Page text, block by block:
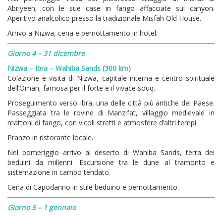
Abriyeen, con le sue case in fango affacciate sul canyon.
Aperitivo analcolico presso la tradizionale Misfah Old House.
Arrivo a Nizwa, cena e pernottamento in hotel.
Giorno 4 – 31 dicembre
Nizwa – Ibra – Wahiba Sands (300 km)
Colazione e visita di Nizwa, capitale interna e centro spirituale
dell’Oman, famosa per il forte e il vivace souq.
Proseguimento verso Ibra, una delle città più antiche del Paese.
Passeggiata tra le rovine di Manzifat, villaggio medievale in
mattoni di fango, con vicoli stretti e atmosfere d’altri tempi.
Pranzo in ristorante locale.
Nel pomeriggio arrivo al deserto di Wahiba Sands, terra dei
beduini da millenni. Escursione tra le dune al tramonto e
sistemazione in campo tendato.
Cena di Capodanno in stile beduino e pernottamento.
Giorno 5 – 1 gennaio